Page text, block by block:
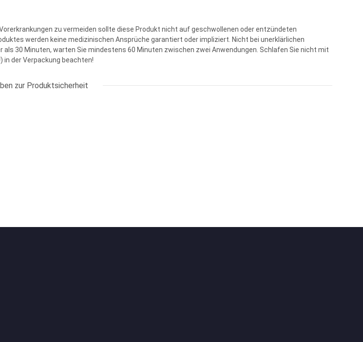
zu vermeiden sollte diese Produkt nicht auf geschwollenen oder entzündeten
werden keine medizinischen Ansprüche garantiert oder impliziert. Nicht bei unerklärlichen
30 Minuten, warten Sie mindestens 60 Minuten zwischen zwei Anwendungen. Schlafen Sie nicht mit
in der Verpackung beachten!
zur Produktsicherheit